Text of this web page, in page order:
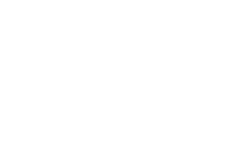
trung vào trải nghiệm người dùng.
những hướng đi mới: tối giản – nhẹ –